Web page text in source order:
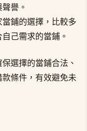
譽。
鋪的選擇，比較多
己需求的當鋪。
選擇的當鋪合法、
條件，有效避免未